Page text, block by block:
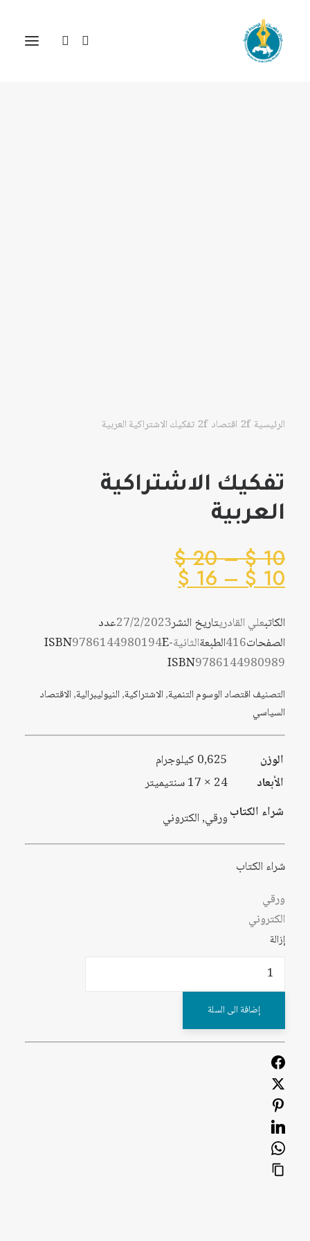
الرئيسية اقتصاد تفكيك الاشتراكية العربية
تفكيك الاشتراكية
العربية
10
$
–
20
$نطاق
خلال
10
$
–
16
$
السعر:
من
خلال
الكاتبعلي القادريتاريخ النشر27/2/2023عدد
الصفحات416الطبعةالثانية ISBN9786144980194E-
ISBN9786144980989
التصنيفاقتصادالوسومالتنمية,الاشتراكية,النيوليبرالية,الاقتصاد
السياسي
الوزن
0,625 كيلوجرام
الأبعاد
24 × 17 سنتيميتر
شراء الكتابورقي, الكتروني
شراء الكتاب
ورقي
الكتروني
إزالة
تفكيك
العربيةإضافة الى السلة